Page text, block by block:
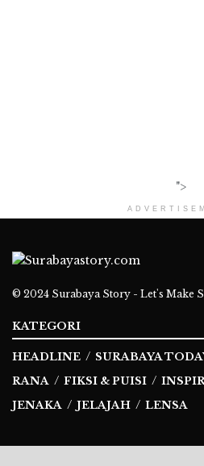
">
© 2024 Surabaya Story - Let's Make
KATEGORI
HEADLINE SURABAYA
RANA
FIKSI & PUISI
JENAKA
JELAJAH LENSA